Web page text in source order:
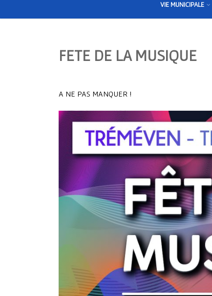
VIE MUNICIPALE
FETE DE LA MUSIQUE
A NE PAS MANQUER !